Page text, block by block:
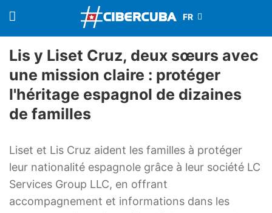
Lis y Liset Cruz, deux sœurs avec
une mission claire : protéger
l'héritage espagnol de dizaines
de familles
Liset et Lis Cruz aident les familles à protéger
leur nationalité espagnole grâce à leur société LC
Services Group LLC, en offrant
accompagnement et informations dans les